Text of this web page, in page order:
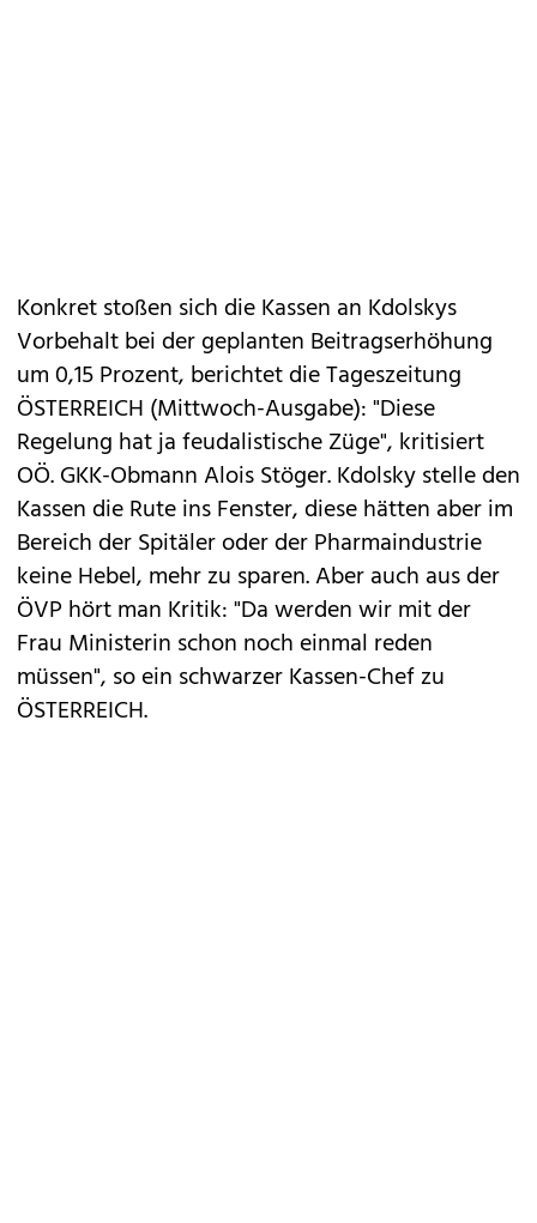
Konkret stoßen sich die Kassen an Kdolskys
Vorbehalt bei der geplanten Beitragserhöhung
um 0,15 Prozent, berichtet die Tageszeitung
ÖSTERREICH (Mittwoch-Ausgabe): "Diese
Regelung hat ja feudalistische Züge", kritisiert
OÖ. GKK-Obmann Alois Stöger. Kdolsky stelle den
Kassen die Rute ins Fenster, diese hätten aber im
Bereich der Spitäler oder der Pharmaindustrie
keine Hebel, mehr zu sparen. Aber auch aus der
ÖVP hört man Kritik: "Da werden wir mit der
Frau Ministerin schon noch einmal reden
müssen", so ein schwarzer Kassen-Chef zu
ÖSTERREICH.